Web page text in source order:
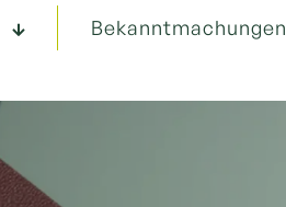
Bekanntmachungen